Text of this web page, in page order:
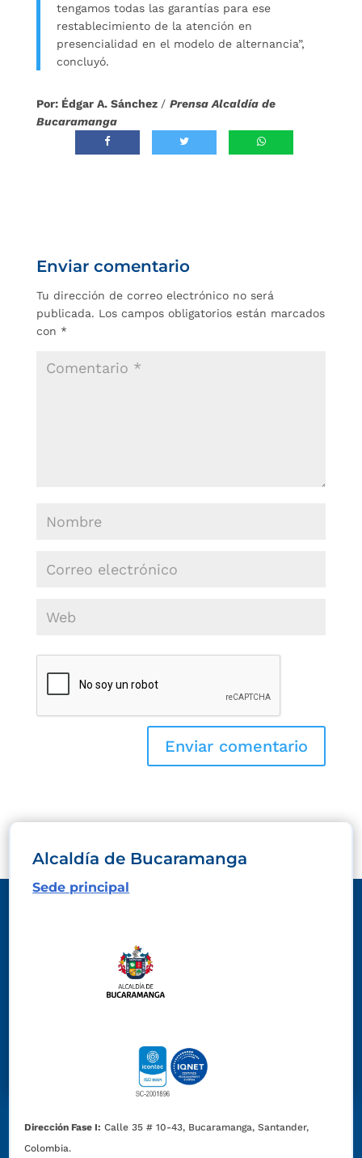
tengamos todas las garantías para ese
restablecimiento de la atención en
presencialidad en el modelo de alternancia”,
concluyó.
Por: Édgar A. Sánchez / Prensa Alcaldía de
Bucaramanga
Enviar comentario
Tu dirección de correo electrónico no será
publicada. Los campos obligatorios están marcados
con *
Alcaldía de Bucaramanga
Sede principal
Dirección Fase I: Calle 35 # 10-43, Bucaramanga, Santander,
Colombia.